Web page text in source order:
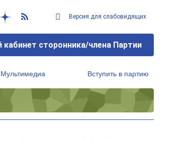
Версия для слабовидящих
кабинет сторонника/члена Партии
Мультимедиа Вступить в партию